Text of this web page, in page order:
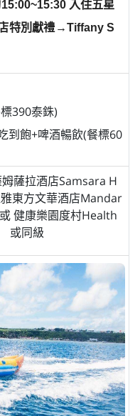
入住五星
特別獻禮→Tiffany S
390泰銖)
到飽+啤酒暢飲(餐標60
姆薩拉酒店Samsara H
東方文華酒店Mandar
健康樂園度村Health
或同級